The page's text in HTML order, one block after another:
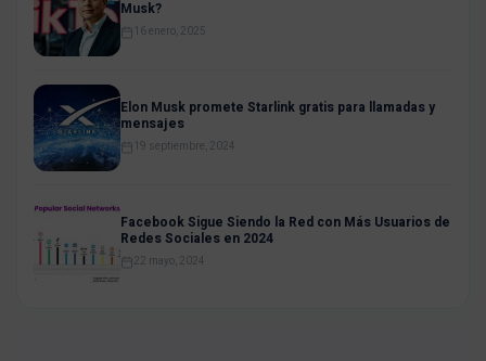
Musk?
16 enero, 2025
Elon Musk promete Starlink gratis para llamadas y
mensajes
19 septiembre, 2024
Facebook Sigue Siendo la Red con Más Usuarios de
Redes Sociales en 2024
22 mayo, 2024